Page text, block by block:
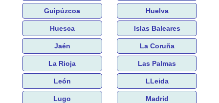
Guipúzcoa Huelva
Huesca Islas Baleares
Jaén La Coruña
La Rioja Las Palmas
León LLeida
Lugo Madrid